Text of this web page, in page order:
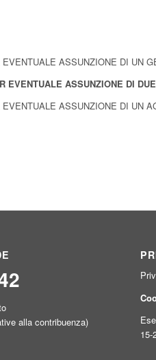
ASSUNZIONE DI UN
EVENTUALE ASSUNZIONE DI
ASSUNZIONE DI UN
alla contribuenza)
15-